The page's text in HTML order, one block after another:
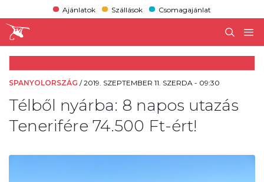
Ajánlatok Szállások Csomagajánlat
SPANYOLORSZÁG /2019. SZEPTEMBER 11. SZERDA - 09:30
Télből nyárba: 8 napos utazás
Tenerifére 74.500 Ft-ért!